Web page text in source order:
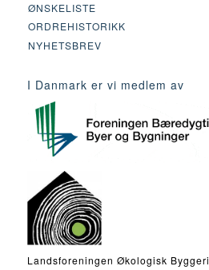
ØNSKELISTE
ORDREHISTORIKK
NYHETSBREV
I Danmark er vi medlem av
Landsforeningen Økologisk Byggeri